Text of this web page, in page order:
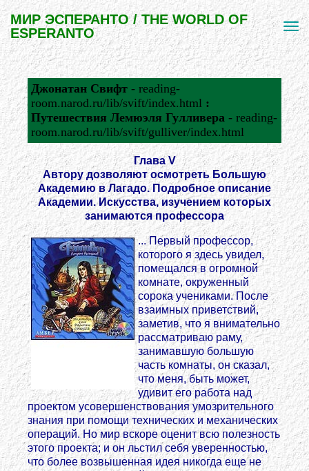
МИР ЭСПЕРАНТО / THE WORLD OF
ESPERANTO
Джонатан Свифт - reading-
room.narod.ru/lib/svift/index.html :
Путешествия Лемюэля Гулливера - reading-
room.narod.ru/lib/svift/gulliver/index.html
Глава V
Автору дозволяют осмотреть Большую
Академию в Лагадо. Подробное описание
Академии. Искусства, изучением которых
занимаются профессора
... Первый профессор,
которого я здесь увидел,
помещался в огромной
комнате, окруженный
сорока учениками. После
взаимных приветствий,
заметив, что я внимательно
рассматриваю раму,
занимавшую большую
часть комнаты, он сказал,
что меня, быть может,
удивит его работа над
проектом усовершенствования умозрительного
знания при помощи технических и механических
операций. Но мир вскоре оценит всю полезность
этого проекта; и он льстил себя уверенностью,
что более возвышенная идея никогда еще не